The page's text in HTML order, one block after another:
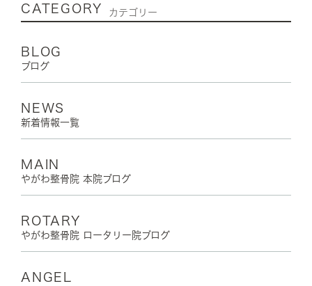
CATEGORY カテゴリー
BLOG
ブログ
NEWS
新着情報一覧
MAIN
やがわ整骨院 本院ブログ
ROTARY
やがわ整骨院 ロータリー院ブログ
ANGEL